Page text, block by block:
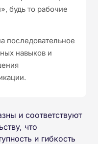
будь то рабочие
последовательное
навыков и
и соответствуют
что
и гибкость